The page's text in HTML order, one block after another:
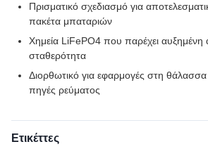
Πρισματικό σχεδιασμό για
πακέτα μπαταριών
Χημεία LiFePO4 που παρέχει αυξημένη
σταθερότητα
Διορθωτικό για εφαρμογές στη θάλασσα
πηγές ρεύματος
Ετικέττες